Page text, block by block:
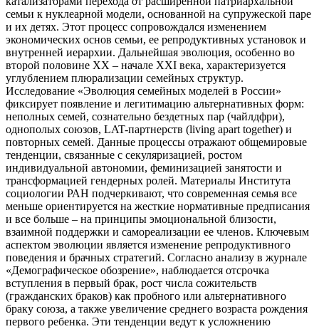
семьи к нуклеарной модели, основанной на супружеской паре
и их детях. Этот процесс сопровождался изменением
экономических основ семьи, ее репродуктивных установок и
внутренней иерархии. Дальнейшая эволюция, особенно во
второй половине XX – начале XXI века, характеризуется
углублением плюрализации семейных структур.
Исследование «Эволюция семейных моделей в России»
фиксирует появление и легитимацию альтернативных форм:
неполных семей, сознательно бездетных пар (чайлдфри),
однополых союзов, LAT-партнерств (living apart together) и
повторных семей. Данные процессы отражают общемировые
тенденции, связанные с секуляризацией, ростом
индивидуальной автономии, феминизацией занятости и
трансформацией гендерных ролей. Материалы Института
социологии РАН подчеркивают, что современная семья все
меньше ориентируется на жесткие нормативные предписания
и все больше – на принципы эмоциональной близости,
взаимной поддержки и самореализации ее членов. Ключевым
аспектом эволюции является изменение репродуктивного
поведения и брачных стратегий. Согласно анализу в журнале
«Демографическое обозрение», наблюдается отсрочка
вступления в первый брак, рост числа сожительств
(гражданских браков) как пробного или альтернативного
браку союза, а также увеличение среднего возраста рождения
первого ребенка. Эти тенденции ведут к усложнению